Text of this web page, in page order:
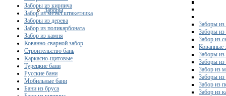
Заборы
Заборы из
Заборы из
Забор из
Кованные
Заборы из
Заборы из
Забор из
Заборы из
Забор из
Забор из
Заборы из кирпича
Забор из метал.штакетника
Заборы из дерева
Забор из поликарбоната
Забор из камня
Кованно-сварной забор
Строительство бань
Каркасно-щитовые
Турецкие бани
Русские бани
Мобильные бани
Бани из бруса